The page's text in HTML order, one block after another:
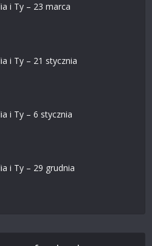
i Ty – 23 marca
i Ty – 21 stycznia
i Ty – 6 stycznia
i Ty – 29 grudnia